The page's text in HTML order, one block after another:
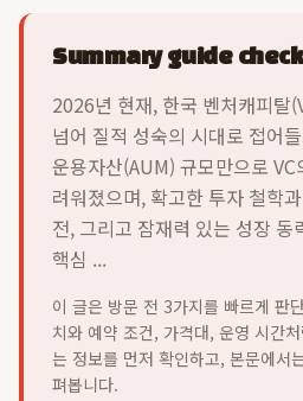
Summary guide
2026년 현재, 한국 벤처캐피탈
넘어 질적 성숙의 시대로 접어
운용자산(AUM) 규모만으로
려워졌으며, 확고한 투자 철학
전, 그리고 잠재력 있는 성장 동
핵심 ...
이 글은 방문 전 3가지를 빠르게 판
치와 예약 조건, 가격대, 운영 시간
는 정보를 먼저 확인하고, 본문에서
펴봅니다.